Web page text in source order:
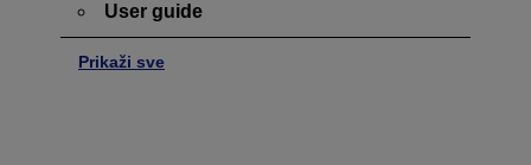
User guide
Prikaži sve